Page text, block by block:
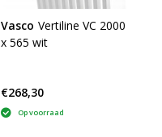
Vasco Vertiline VC 2000
x 565 wit
€268,30
Op voorraad